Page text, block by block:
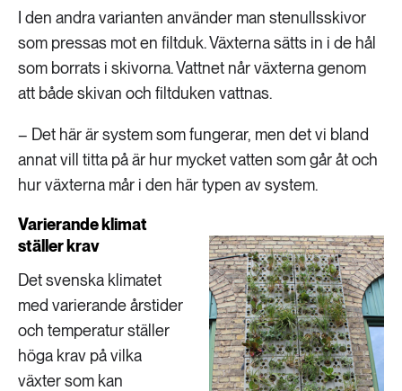
I den andra varianten använder man stenullsskivor
som pressas mot en filtduk. Växterna sätts in i de hål
som borrats i skivorna. Vattnet når växterna genom
att både skivan och filtduken vattnas.
– Det här är system som fungerar, men det vi bland
annat vill titta på är hur mycket vatten som går åt och
hur växterna mår i den här typen av system.
Varierande klimat
ställer krav
Det svenska klimatet
med varierande årstider
och temperatur ställer
höga krav på vilka
växter som kan